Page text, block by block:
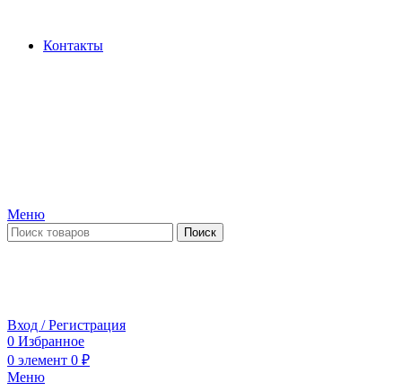
Контакты
Меню
Поиск
Вход / Регистрация
0 Избранное
0 элемент 0 ₽
Меню